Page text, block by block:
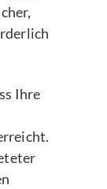
Ihre